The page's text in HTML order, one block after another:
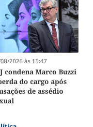
2026 às 15:47
condena Marco Buzzi
do cargo após
de assédio